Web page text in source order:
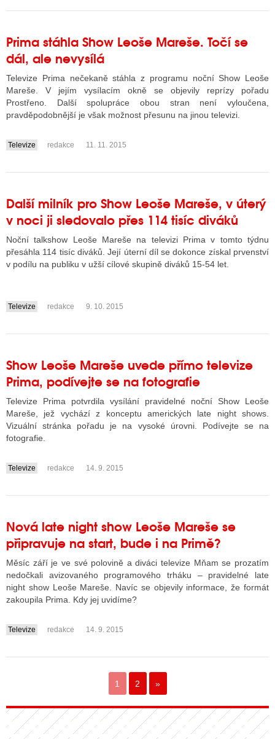
Prima stáhla Show Leoše Mareše. Točí se
dál, ale nevysílá
Televize Prima nečekaně stáhla z programu noční Show Leoše
Mareše. V jejím vysílacím okně se objevily reprízy pořadu
Prostřeno. Další spolupráce obou stran není vyloučena,
pravděpodobnější je však možnost přesunu na jinou televizi.
....
Televize redakce 11. 11. 2015
Další milník pro Show Leoše Mareše, v úterý
v noci ji sledovalo přes 114 tisíc diváků
Noční talkshow Leoše Mareše na televizi Prima v tomto týdnu
přesáhla 114 tisíc diváků. Její úterní díl se dokonce získal prvenství
v podílu na publiku v užší cílové skupině diváků 15-54 let.
....
Televize redakce 9. 10. 2015
Show Leoše Mareše uvede přímo televize
Prima, podívejte se na fotografie
Televize Prima potvrdila vysílání pravidelné noční Show Leoše
Mareše, jež vychází z konceptu amerických late night shows.
Vizuální stránka pořadu je na vysoké úrovni. Podívejte se na
fotografie.
....
Televize redakce 14. 9. 2015
Nová late night show Leoše Mareše se
připravuje na start, bude i na Primě?
Měsíc září je ve své polovině a diváci televize Mňam se prozatím
nedočkali avizovaného programového trháku – pravidelné late
night show Leoše Mareše. Navíc se objevily informace, že formát
zakoupila Prima. Kdy jej uvidíme?
....
Televize redakce 14. 9. 2015
1 2 »